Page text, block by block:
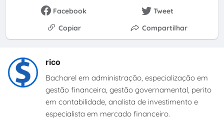
Facebook
Tweet
Copiar
Compartilhar
rico
Bacharel em administração, especialização em
gestão financeira, gestão governamental, perito
em contabilidade, analista de investimento e
especialista em mercado financeiro.